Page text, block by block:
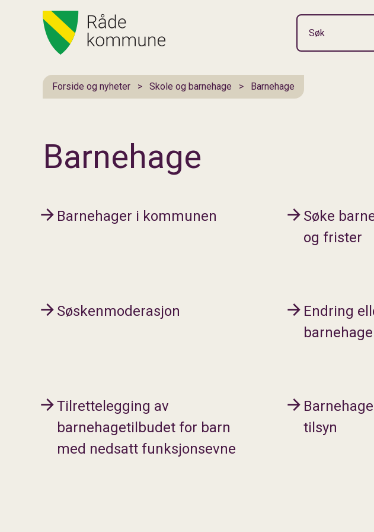
Du er her:
Forside og nyheter Skole og barnehage Barnehage
Barnehage
Barnehager i kommunen
Søke
og frister
Søskenmoderasjon
Endring
Tilrettelegging av
barnehagetilbudet for barn
med nedsatt funksjonsevne
tilsyn